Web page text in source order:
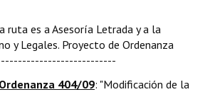
ruta es a Asesoría Letrada y a la
y Legales. Proyecto de Ordenanza
404/09: "Modificación de la